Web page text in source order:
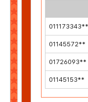
011173343**
01145572**
01726093**
01145153**